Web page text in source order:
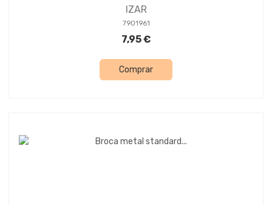
IZAR
7901961
7,95 €
Comprar